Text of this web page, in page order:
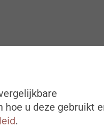
u deze gebruikt
.